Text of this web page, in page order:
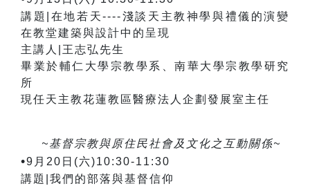
講題|在地若天----淺談天主教神學與禮儀的演變
在教堂建築與設計中的呈現
主講人|王志弘先生
畢業於輔仁大學宗教學系、南華大學宗教學研究
所
現任天主教花蓮教區醫療法人企劃發展室主任
~基督宗教與原住民社會及文化之互動關係~
•9月20日(六)10:30-11:30
講題|我們的部落與基督信仰